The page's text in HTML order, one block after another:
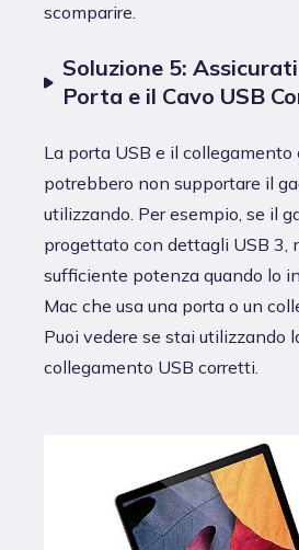
scomparire.
Soluzione 5:
Porta e il Cavo USB
La porta USB e il collegamento
potrebbero non supportare il
utilizzando. Per esempio, se il
progettato con dettagli USB 3,
sufficiente potenza quando lo
Mac che usa una porta o un
Puoi vedere se stai utilizzando
collegamento USB corretti.